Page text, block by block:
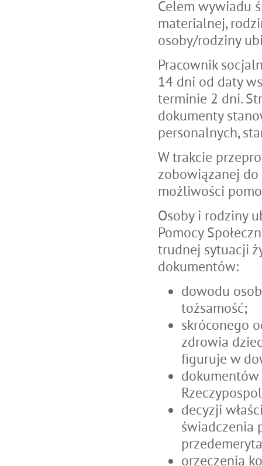
Celem wywiadu
materialnej,
osoby/rodziny
Pracownik
14 dni od daty
terminie 2 dni.
dokumenty
personalnych,
W trakcie
zobowiązanej
możliwości
Osoby i rodziny
Pomocy
trudnej sytuacji
dokumentów:
dowodu
tożsamość;
skróconego
zdrowia
figuruje w
decyzji
świadczenia
orzeczenia